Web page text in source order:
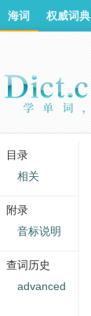
海词 权威词典
目录
相关
附录
音标说明
查词历史
advanced